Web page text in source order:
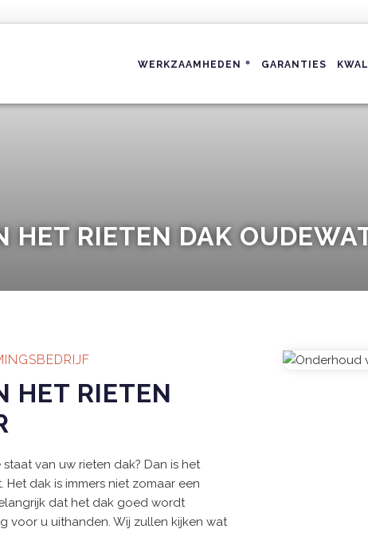
WERKZAAMHEDEN GARANTIES
HET RIETEN DAK
HET RIETEN
van uw rieten dak? Dan is het
dak is immers niet zomaar een
dat het dak goed wordt
voor u uithanden. Wij zullen kijken wat